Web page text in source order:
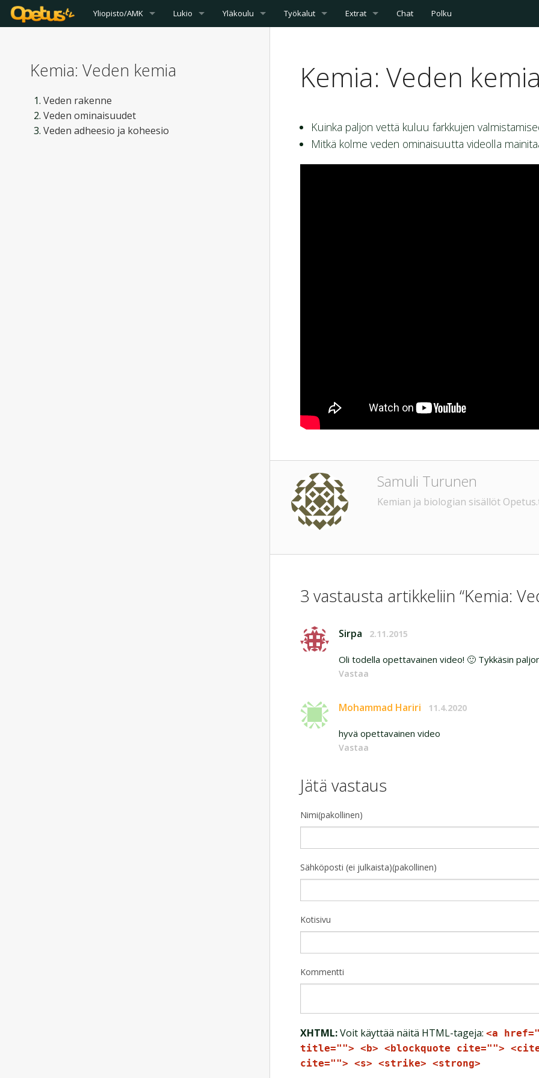
Yliopisto/AMK Lukio Yläkoulu Työkalut Extrat Chat Polku
Kemia: Veden kemia
Veden rakenne
Veden ominaisuudet
Veden adheesio ja koheesio
Kemia: Veden kemia
Kuinka paljon vettä kuluu farkkujen
Mitkä kolme veden ominaisuutta videolla
Samuli Turunen
Kemian ja biologian sisällöt
3 vastausta artikkeliin “Kemia:
Sirpa 2.11.2015
Oli todella opettavainen video! 🙂 Tykkäsin
Vastaa
Mohammad Hariri 11.4.2020
hyvä opettavainen video
Vastaa
Jätä vastaus
Nimi(pakollinen)
Sähköposti (ei julkaista)(pakollinen)
Kotisivu
Kommentti
XHTML:Voit käyttää näitä HTML-tageja: <a
title=""> <b> <blockquote cite="">
cite=""> <s> <strike> <strong>